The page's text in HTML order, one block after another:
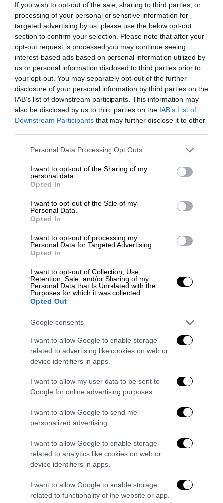
If you wish to opt-out of the sale, sharing to third parties, or
processing of your personal or sensitive information for
targeted advertising by us, please use the below opt-out
section to confirm your selection. Please note that after your
opt-out request is processed you may continue seeing
interest-based ads based on personal information utilized by
us or personal information disclosed to third parties prior to
your opt-out. You may separately opt-out of the further
disclosure of your personal information by third parties on the
IAB’s list of downstream participants. This information may
also be disclosed by us to third parties on the IAB’s List of
Downstream Participants that may further disclose it to other
Please note that this website/app uses one or more Google
not limited to your visit or usage behaviour. You may click to
grant or deny consent to Google and its third-party tags to
use your data for below specified purposes in below Google
consent section.
Personal Data Processing Opt Outs
I want to opt-out of the Sharing of my
personal data.
Opted In
I want to opt-out of the Sale of my
Personal Data.
Opted In
I want to opt-out of processing my
Personal Data for Targeted Advertising.
Opted In
I want to opt-out of Collection, Use,
Retention, Sale, and/or Sharing of my
Personal Data that Is Unrelated with the
Purposes for which it was collected.
Opted Out
Google consents
I want to allow Google to enable storage
related to advertising like cookies on web or
device identifiers in apps.
I want to allow my user data to be sent to
Google for online advertising purposes.
I want to allow Google to send me
personalized advertising.
I want to allow Google to enable storage
related to analytics like cookies on web or
device identifiers in apps.
I want to allow Google to enable storage
related to functionality of the website or app.
Αναστάτωση προκλήθηκε νωρίτερα σήμερα
(4/3) στοΜεταξουργείο , μετά την εκδήλωση
φωτιάςσεκτίριοστην περιοχή.
Κατά τη διάρκεια της κατάσβεσης, στο
εσωτερικότου κτιρίου εντοπίστηκεσορός
αγνώστων στοιχείων, με τις πληροφορίες να
αναφέρουν ότιπρόκειται για γυναίκα.
Στο σκοτάδι εδώ και μια βδομάδα
πολυκατοικία στο Μεταξουργείο και
ο ΔΕΔΔΗΕ... άφαντος
Το πόρισμα της Πυροσβεστικής που
«καίει» τον ιδιοκτήτη της «Βιολάντα»
- Η αποσυνδεδεμένη ηλεκτροβάνα, η
οσμή και το υπόγειο
, η πυρκαγιά
ξέσπασε στοισόγειοκαι στονπρώτο όροφο
ακατοίκητου οικήματος. Δεν υπάρχει
Στο σημείο επιχειρούνεννέα πυροσβέστες
με τρία οχήματα, ενώ έχειδιακοπεί η
κυκλοφορίατων οχημάτων στην
Κεραμεικού, από το ύψος της οδού Κολωνού
στην περιοχή του Μεταξουργείου.
Τα σχολιά σας δημοσιεύονται άμεσα με δική σας ευθύνη. Το
ΕΘΝΟΣ θα παρεμβαίνει και τα προσβλητικά σχόλια θα